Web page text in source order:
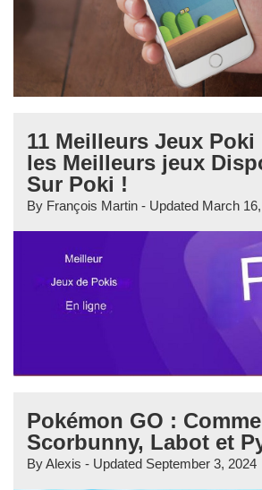
11 Meilleurs Jeux Poki
les Meilleurs jeux
Sur Poki !
By François Martin - Updated March
Pokémon GO :
Scorbunny, Labot et
ByAlexis - Updated September 3, 2024